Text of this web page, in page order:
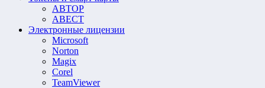
АВТОР
АВЕСТ
Электронные лицензии
Microsoft
Norton
Magix
Corel
TeamViewer